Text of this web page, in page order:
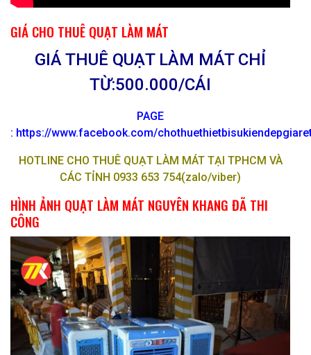
GIÁ CHO THUÊ QUẠT LÀM MÁT
GIÁ THUÊ QUẠT LÀM MÁT CHỈ
TỪ:500.000/CÁI
PAGE
: https://www.facebook.com/
HOTLINE CHO THUÊ QUẠT LÀM MÁT TẠI TPHCM VÀ
CÁC TỈNH 0933 653 754(zalo/viber)
HÌNH ẢNH QUẠT LÀM MÁT NGUYÊN KHANG ĐÃ THI
CÔNG